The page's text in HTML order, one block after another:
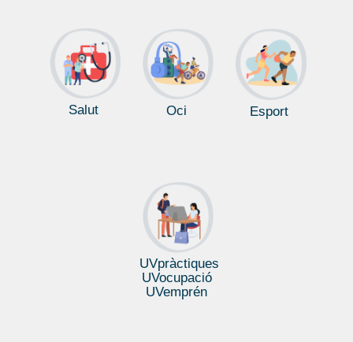
Salut Oci Esport
UVpràctiques
UVocupació
UVemprén